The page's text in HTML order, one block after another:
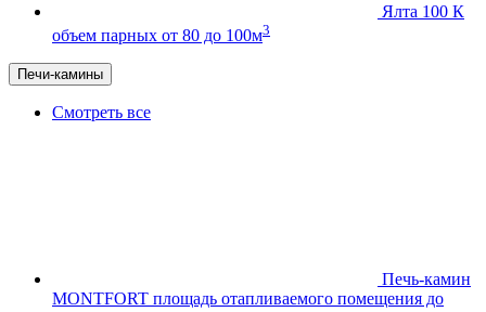
Ялта 100 К
объем парных от 80 до 100м3
Печи-камины
Смотреть все
Печь-камин
MONTFORT площадь отапливаемого помещения до